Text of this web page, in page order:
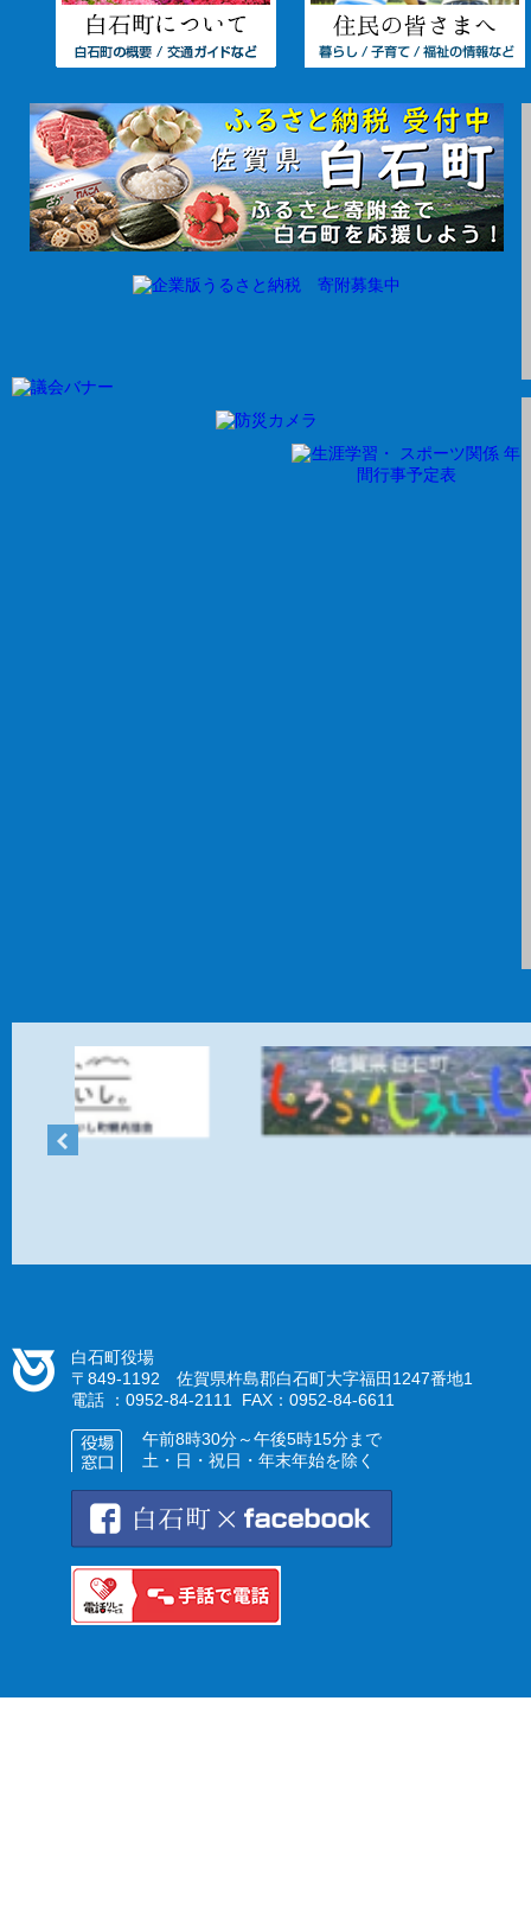
白石町役場
〒849-1192 佐賀県杵島郡白石町大字福田1247番地1
電話 ：0952-84-2111 FAX：0952-84-6611
午前8時30分～午後5時15分まで
土・日・祝日・年末年始を除く